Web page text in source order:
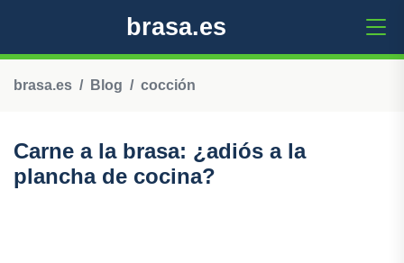
brasa.es
brasa.es Blog cocción
Carne a la brasa: ¿adiós a la
plancha de cocina?